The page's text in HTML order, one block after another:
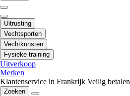
Uitrusting
Vechtsporten
Vechtkunsten
Fysieke training
Uitverkoop
Merken
Klantenservice in Frankrijk Veilig betalen
Zoeken